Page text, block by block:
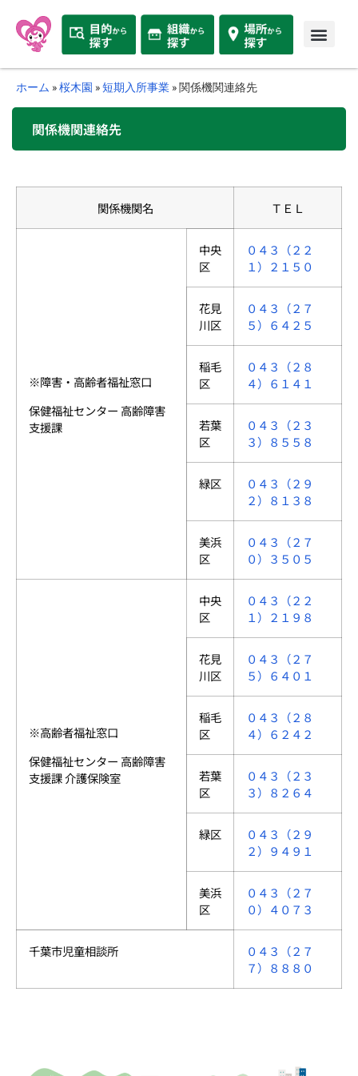
ホーム »桜木園 »短期入所事業 »関係機関連絡先
関係機関連絡先
関係機関名 ＴＥＬ
※障害・高齢者福祉窓口
保健福祉センター 高齢障害
支援課
中央
区
０４３（２２
１）２１５０
花見
川区
０４３（２７
５）６４２５
稲毛
区
０４３（２８
４）６１４１
若葉
区
０４３（２３
３）８５５８
緑区
０４３（２９
２）８１３８
美浜
区
０４３（２７
０）３５０５
※高齢者福祉窓口
保健福祉センター 高齢障害
支援課 介護保険室
中央
区
０４３（２２
１）２１９８
花見
川区
０４３（２７
５）６４０１
稲毛
区
０４３（２８
４）６２４２
若葉
区
０４３（２３
３）８２６４
緑区
０４３（２９
２）９４９１
美浜
区
０４３（２７
０）４０７３
千葉市児童相談所
０４３（２７
７）８８８０